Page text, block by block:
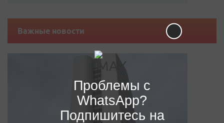
Важные новости
Проблемы с
WhatsApp?
Подпишитесь на